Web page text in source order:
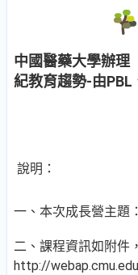
中國醫藥大學辦理
紀教育趨勢-由PBL
說明：
一、本次成長營主題
二、課程資訊如附件
http://